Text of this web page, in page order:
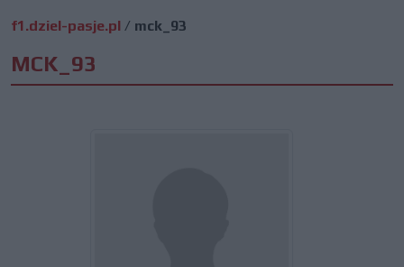
f1.dziel-pasje.pl / mck_93
MCK_93